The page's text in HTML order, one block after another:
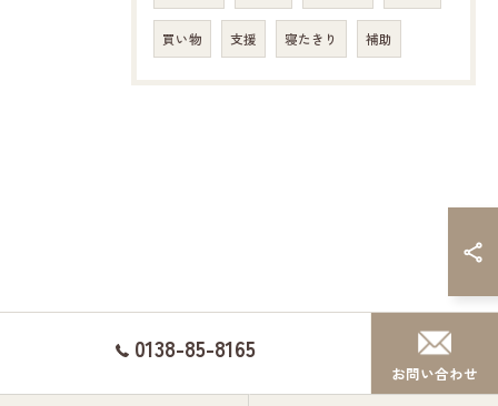
買い物 支援 寝たきり 補助
0138-85-8165
お問い合わせ